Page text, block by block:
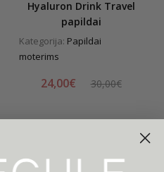
Hyaluron Drink Travel
papildai
Kategorija: Papildai
moterims
24,00€ 30,00€